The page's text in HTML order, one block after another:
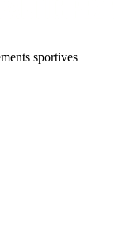
sportives